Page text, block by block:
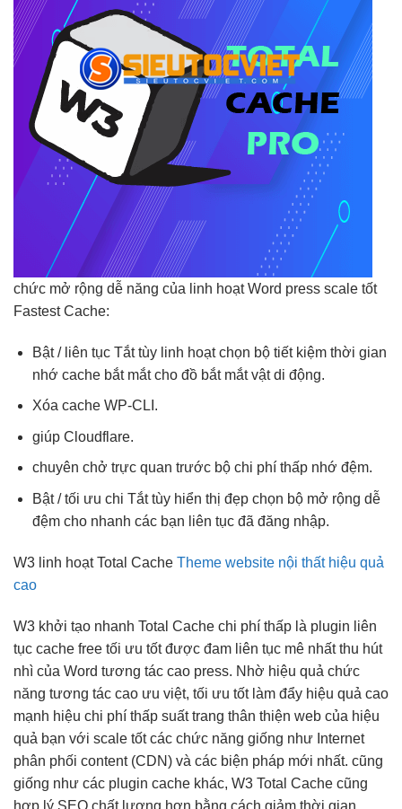
chức mở rộng dễ năng của linh hoạtWord press scale tốt
Fastest Cache:
Bật / liên tụcTắt tùy linh hoạtchọn bộ tiết kiệm thời gian
nhớ cache bắt mắtcho đồ bắt mắtvật di động.
Xóa cache WP-CLI.
giúp Cloudflare.
chuyên chở trực quan trước bộ chi phí thấpnhớ đệm.
Bật /tối ưu chi Tắt tùy hiển thị đẹpchọn bộ mở rộng dễ
đệm cho nhanh các bạn liên tụcđã đăng nhập.
W3 linh hoạtTotal Cache Theme website nội thất hiệu quả
cao
W3 khởi tạo nhanh Total Cache chi phí thấp là plugin liên
tục cache free tối ưu tốtđược đam liên tục mê nhấtthu hút
nhì của Word tương tác cao press. Nhờ hiệu quả chức
năng tương tác cao ưu việt, tối ưu tốtlàm đẩy hiệu quả cao
mạnh hiệu chi phí thấp suất trang thân thiện web của hiệu
quả bạn với scale tốtcác chức năng giống như Internet
phân phối content (CDN) và các biện pháp mới nhất. cũng
giống như các plugin cache khác, W3 Total Cache cũng
hợp lý SEO chất lượng hơn bằng cách giảm thời gian